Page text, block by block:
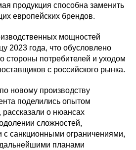
продукция способна заменить
европейских брендов.
мощностей
2023 года, что обусловлено
стороны потребителей и уходом
с российского рынка.
новому производству
поделились опытом
рассказали о нюансах
сложностей,
с санкционными ограничениями,
планами